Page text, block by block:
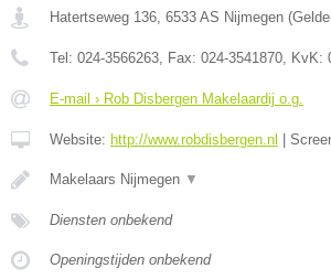
Hatertseweg 136, 6533 AS Nijmegen (
Tel: 024-3566263, Fax: 024-3541870, KvK:
E-mail › Rob Disbergen Makelaardij o.g.
Website: http://www.robdisbergen.nl
Makelaars Nijmegen ▼
Diensten onbekend
Openingstijden onbekend